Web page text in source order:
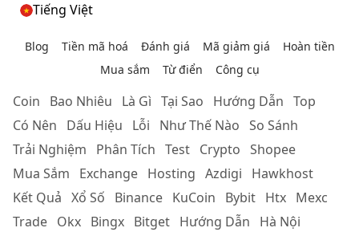
Tiếng Việt
Blog Tiền mã hoá Đánh giá Mã giảm giá
Hoàn tiền
Mua sắm
Từ điển Công cụ
Coin Bao Nhiêu Là Gì Tại Sao Hướng Dẫn Top
Có Nên
Dấu Hiệu Lỗi Như Thế Nào So Sánh
Trải Nghiệm
Phân Tích Test Crypto Shopee
Mua Sắm
Exchange Hosting Azdigi
Hawkhost
Kết Quả Xổ Số Binance KuCoin Bybit Htx Mexc
Trade Okx Bingx Bitget Hướng Dẫn
Hà Nội